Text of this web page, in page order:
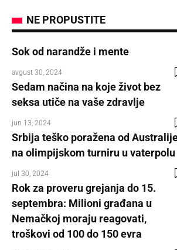
NE PROPUSTITE
Sok od narandže i mente
avgust 30, 2024
Sedam načina na koje život bez
seksa utiče na vaše zdravlje
jun 13, 2024
Srbija teško poražena od
na olimpijskom turniru u vaterpolu
jul 30, 2024
Rok za proveru grejanja do 15.
septembra: Milioni građana u
Nemačkoj moraju reagovati,
troškovi od 100 do 150 evra